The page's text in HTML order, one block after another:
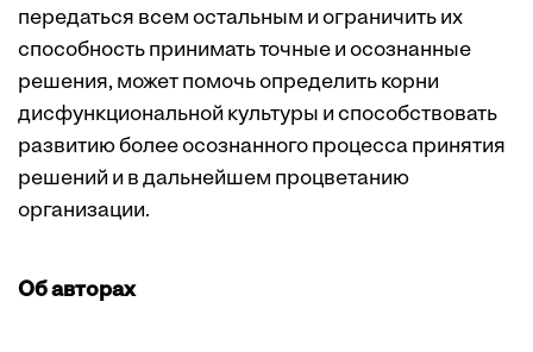
передаться всем остальным и ограничить их
способность принимать точные и осознанные
решения, может помочь определить корни
дисфункциональной культуры и способствовать
развитию более осознанного процесса принятия
решений и в дальнейшем процветанию
организации.
Об авторах